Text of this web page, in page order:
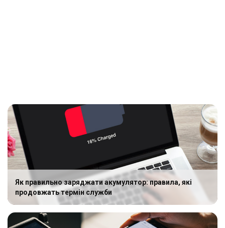
Як правильно заряджати акумулятор: правила, які
продовжать термін служби